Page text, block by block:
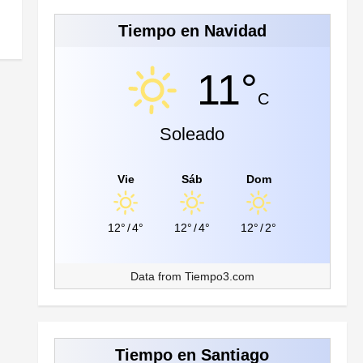
Tiempo en Navidad
11°C
Soleado
Vie
12° /4°
Sáb
12° /4°
Dom
12° /2°
Data from Tiempo3.com
Tiempo en Santiago